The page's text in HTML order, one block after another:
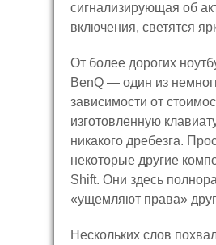
сигнализирующая об
включения, светятся
От более дорогих
BenQ — один из
зависимости от
изготовленную
никакого дребезга.
некоторые другие
Shift. Они здесь
«ущемляют права»
Нескольких слов